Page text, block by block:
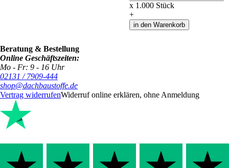
x 1.000 Stück
+
in den Warenkorb
Beratung & Bestellung
Online Geschäftszeiten:
Mo - Fr: 9 - 16 Uhr
02131 / 7909-444
shop@dachbaustoffe.de
Vertrag widerrufenWiderruf online erklären, ohne Anmeldung